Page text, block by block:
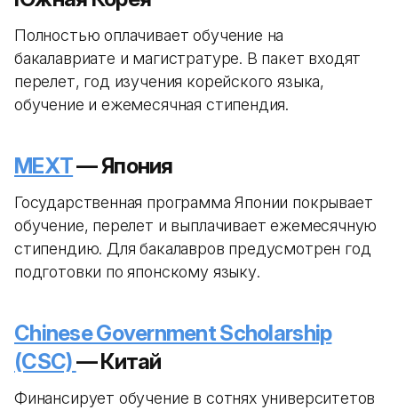
Полностью оплачивает обучение на
бакалавриате и магистратуре. В пакет входят
перелет, год изучения корейского языка,
обучение и ежемесячная стипендия.
MEXT— Япония
Государственная программа Японии покрывает
обучение, перелет и выплачивает ежемесячную
стипендию. Для бакалавров предусмотрен год
подготовки по японскому языку.
Chinese Government Scholarship
(CSC)— Китай
Финансирует обучение в сотнях университетов